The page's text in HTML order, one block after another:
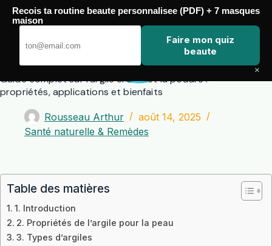
Passer
contenu
Guide complet sur l’argile crème et la poudre :
propriétés, applications et bienfaits
Rousseau Arthur
août 14, 2025
Santé naturelle & Remèdes
Table des matières
1. Introduction
2. Propriétés de l’argile pour la peau
3. Types d’argiles
Recois ta routine beaute personnalisee (PDF) + 7 masques
maison
Faire mon quiz
beaute
×